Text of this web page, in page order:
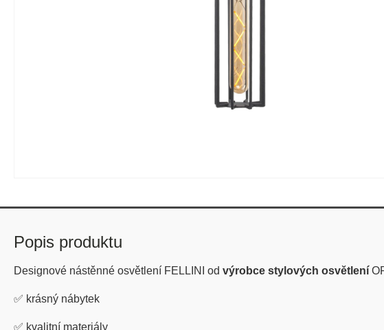
Popis produktu
Designové nástěnné osvětlení FELLINI od výrobce stylových osvětlení
✅ krásný nábytek
✅ kvalitní materiály